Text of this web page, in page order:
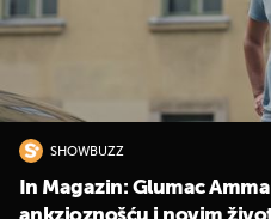
SHOWBUZZ
In Magazin: Glumac